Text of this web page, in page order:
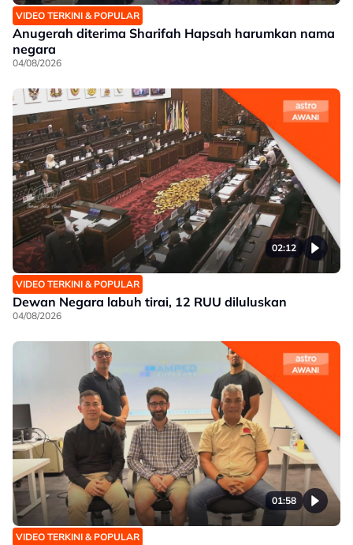
VIDEO TERKINI & POPULAR
Anugerah diterima Sharifah Hapsah harumkan nama
negara
04/08/2026
02:12
VIDEO TERKINI & POPULAR
Dewan Negara labuh tirai, 12 RUU diluluskan
04/08/2026
01:58
VIDEO TERKINI & POPULAR